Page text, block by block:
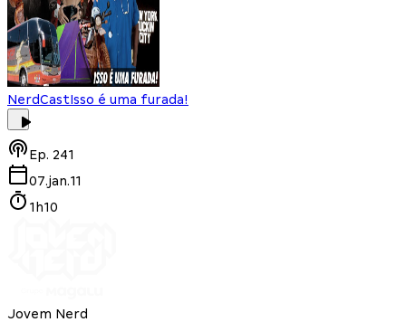
NerdCastIsso é uma furada!
Ep. 241
07.jan.11
1h10
Jovem Nerd